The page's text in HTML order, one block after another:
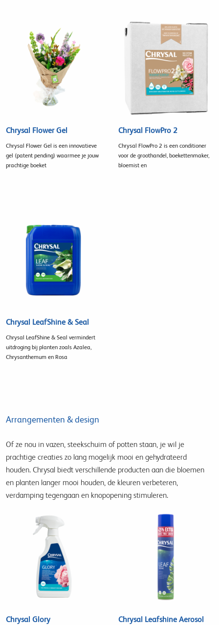
Chrysal Flower Gel
Chrysal Flower Gel is een innovatieve
gel (patent pending) waarmee je jouw
prachtige boeket
Chrysal FlowPro 2
Chrysal FlowPro 2 is een conditioner
voor de groothandel, boekettenmaker,
bloemist en
Chrysal LeafShine & Seal
Chrysal LeafShine & Seal vermindert
uitdroging bij planten zoals Azalea,
Chrysanthemum en Rosa
Arrangementen & design
Of ze nou in vazen, steekschuim of potten staan, je wil je
prachtige creaties zo lang mogelijk mooi en gehydrateerd
houden. Chrysal biedt verschillende producten aan die bloemen
en planten langer mooi houden, de kleuren verbeteren,
verdamping tegengaan en knopopening stimuleren.
Chrysal Glory Chrysal Leafshine Aerosol